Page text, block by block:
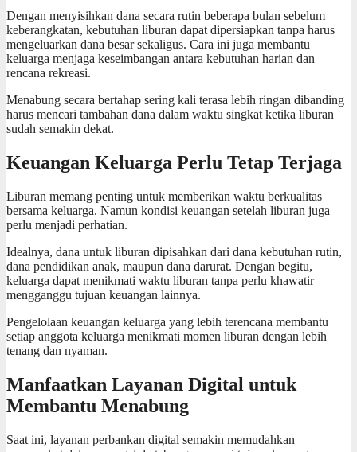
Dengan menyisihkan dana secara rutin beberapa bulan sebelum
keberangkatan, kebutuhan liburan dapat dipersiapkan tanpa harus
mengeluarkan dana besar sekaligus. Cara ini juga membantu
keluarga menjaga keseimbangan antara kebutuhan harian dan
rencana rekreasi.
Menabung secara bertahap sering kali terasa lebih ringan dibanding
harus mencari tambahan dana dalam waktu singkat ketika liburan
sudah semakin dekat.
Keuangan Keluarga Perlu Tetap Terjaga
Liburan memang penting untuk memberikan waktu berkualitas
bersama keluarga. Namun kondisi keuangan setelah liburan juga
perlu menjadi perhatian.
Idealnya, dana untuk liburan dipisahkan dari dana kebutuhan rutin,
dana pendidikan anak, maupun dana darurat. Dengan begitu,
keluarga dapat menikmati waktu liburan tanpa perlu khawatir
mengganggu tujuan keuangan lainnya.
Pengelolaan keuangan keluarga yang lebih terencana membantu
setiap anggota keluarga menikmati momen liburan dengan lebih
tenang dan nyaman.
Manfaatkan Layanan Digital untuk
Membantu Menabung
Saat ini, layanan perbankan digital semakin memudahkan